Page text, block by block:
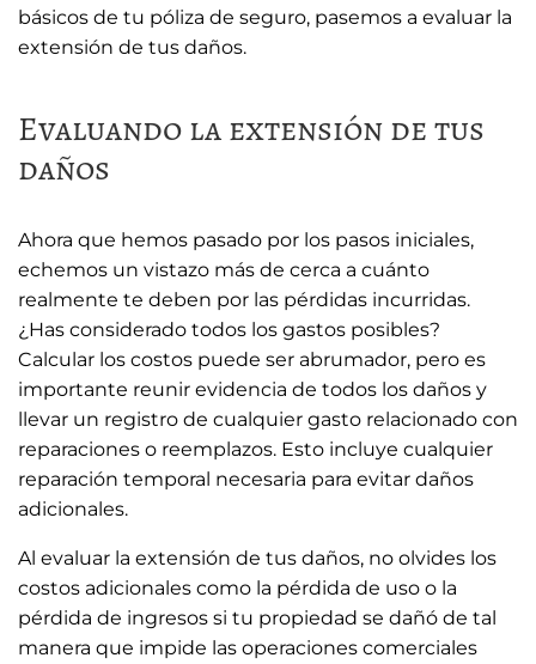
básicos de tu póliza de seguro, pasemos a evaluar la
extensión de tus daños.
Evaluando la extensión de tus
daños
Ahora que hemos pasado por los pasos iniciales,
echemos un vistazo más de cerca a cuánto
realmente te deben por las pérdidas incurridas.
¿Has considerado todos los gastos posibles?
Calcular los costos puede ser abrumador, pero es
importante reunir evidencia de todos los daños y
llevar un registro de cualquier gasto relacionado con
reparaciones o reemplazos. Esto incluye cualquier
reparación temporal necesaria para evitar daños
adicionales.
Al evaluar la extensión de tus daños, no olvides los
costos adicionales como la pérdida de uso o la
pérdida de ingresos si tu propiedad se dañó de tal
manera que impide las operaciones comerciales